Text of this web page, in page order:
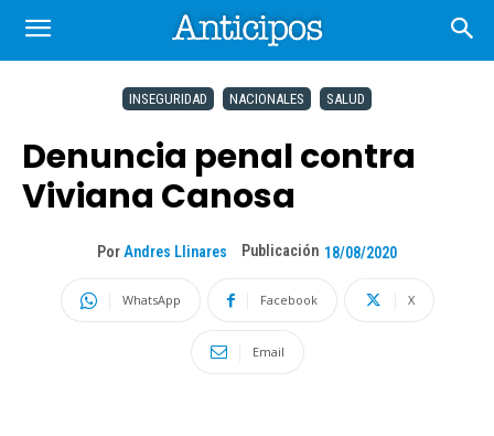
INSEGURIDAD NACIONALES SALUD
Denuncia penal contra
Viviana Canosa
Por Andres Llinares Publicación 18/08/2020
WhatsApp Facebook X
Email